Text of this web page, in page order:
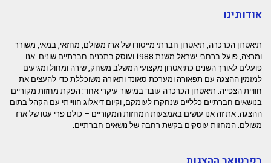
אודותינו
תיאטרון הכרכרה, תיאטרון חברתי מייסודו של ארז משולם, מחזאי, במאי, משורר
ומרצה, פועל ברחבי ישראל משנת 1988 ועוסק בתכנים חברתיים שונים. אנו
פועלים לאורך השנים כתיאטרון מקצועי המשלב משחק, שירה ומחול ומגיעים
למזמין ההצגה עם תפאורה ומערכת סאונד ותאורה משוכללת כדי להעצים את
חוויית הצפייה. תיאטרון הכרכרה עובד במישור עיקרי אחד: הפקת מחזות מקוריים
בנושאים חברתיים כלליים שנחקרו לעומקם, וקיום דיאלוג חווייתי עם הקהל בתום
ההצגה. את זה אנו עושים באמצעות המחזות המקוריים – כולם פרי עטו של ארז
משולם. המחזות עוסקים בקשת רחבה של נושאים חברתיים.